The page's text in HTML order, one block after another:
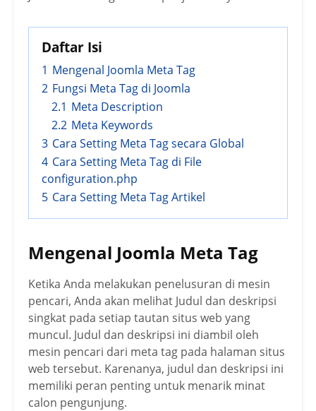
Daftar Isi
1 Mengenal Joomla Meta Tag
2 Fungsi Meta Tag di Joomla
2.1 Meta Description
2.2 Meta Keywords
3 Cara Setting Meta Tag secara Global
4 Cara Setting Meta Tag di File
configuration.php
5 Cara Setting Meta Tag Artikel
Mengenal Joomla Meta Tag
Ketika Anda melakukan penelusuran di mesin
pencari, Anda akan melihat Judul dan deskripsi
singkat pada setiap tautan situs web yang
muncul. Judul dan deskripsi ini diambil oleh
mesin pencari dari meta tag pada halaman situs
web tersebut. Karenanya, judul dan deskripsi ini
memiliki peran penting untuk menarik minat
calon pengunjung.